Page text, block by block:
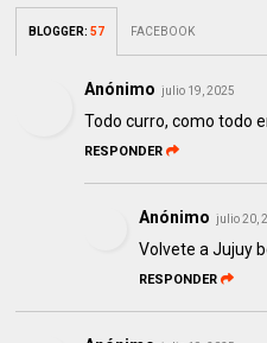
BLOGGER:57 FACEBOOK
Anónimo julio 19, 2025
Todo curro, como todo
RESPONDER
Anónimo julio 20,
Volvete a Jujuy
RESPONDER